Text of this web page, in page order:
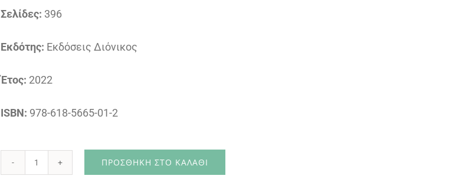
Σελίδες: 396
Εκδότης: Εκδόσεις Διόνικος
Έτος: 2022
ISBN: 978-618-5665-01-2
Σοσιαλισμός
ΠΡΟΣΘΉΚΗ ΣΤΟ ΚΑΛΆΘΙ